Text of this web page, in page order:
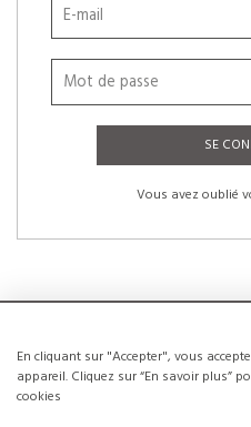
En cliquant sur "Accepter", vous
appareil. Cliquez sur “En savoir plus”
cookies
SE
Vous avez oublié
La création d’un compte a de